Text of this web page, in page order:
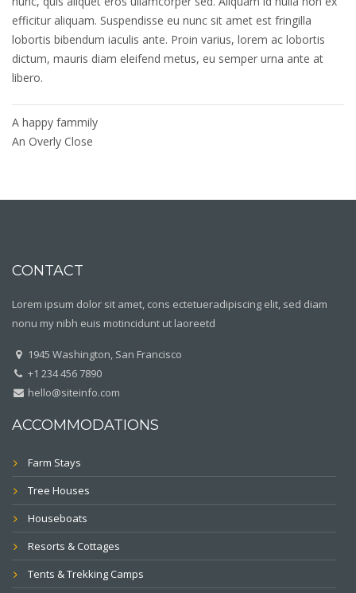
efficitur aliquam. Suspendisse eu nunc sit amet est fringilla
lobortis bibendum iaculis ante. Proin varius, lorem ac lobortis
dictum, mauris diam eleifend metus, eu semper urna ante at
libero.
Post
navigation
A happy fammily
An Overly Close
CONTACT
Lorem ipsum dolor sit amet, cons ectetueradipiscing elit, sed diam
nonu my nibh euis motincidunt ut laoreetd
1945 Washington, San Francisco
+1 234 456 7890
hello@siteinfo.com
ACCOMMODATIONS
Farm Stays
Tree Houses
Houseboats
Resorts & Cottages
Tents & Trekking Camps